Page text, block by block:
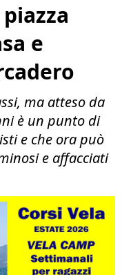
e
ma atteso da
è un punto di
e che ora può
e affacciati